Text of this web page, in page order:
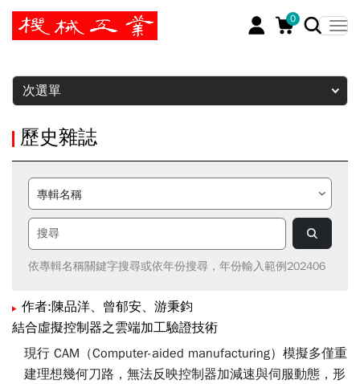
0
暫停
次選單
歷史雜誌
依專輯名稱關鍵字搜尋或依年份搜尋，年份輸入範例202406
作者:陳品洋、曾郁安、游秉鈞
結合虛擬控制器之雲端加工驗證技術
現行 CAM（Computer-aided manufacturing）模擬多僅重
建理想幾何刀路，無法反映控制器加減速與伺服動態，形